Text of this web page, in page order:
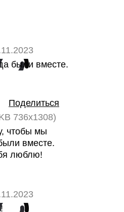
Поделиться
736x1308)
чтобы мы
вместе.
люблю!